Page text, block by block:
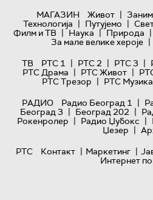
МАГАЗИН
Живот |
Технологијa | Путујемо |
Филм и ТВ | Наука | Природа |
За мале велике хероје |
ТВ
РТС 1 | РТС 2 | РТС 3 |
РТС Драма | РТС Живот |
РТС Трезор | РТС Музика
РАДИО
Радио Београд 1 |
Београд 3 | Београд 202 |
Рокенролер | Радио Џубокс |
Џезер |
РТС
Контакт | Маркетинг |
Интернет